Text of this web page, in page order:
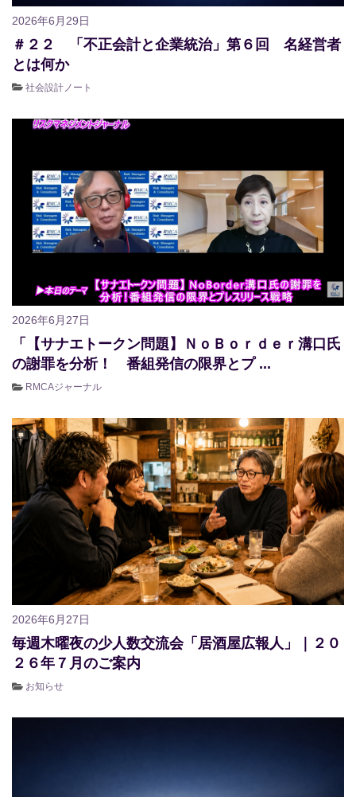
2026年6月29日
＃２２ 「不正会計と企業統治」第６回 名経営者
とは何か
社会設計ノート
2026年6月27日
「【サナエトークン問題】ＮｏＢｏｒｄｅｒ溝口氏
の謝罪を分析！ 番組発信の限界とプ ...
RMCAジャーナル
2026年6月27日
毎週木曜夜の少人数交流会「居酒屋広報人」｜２０
２６年７月のご案内
お知らせ